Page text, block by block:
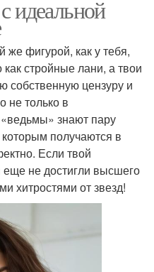
идеальной
же фигурой, как у тебя,
стройные лани, а твои
собственную цензуру и
не только в
знают пару
получаются в
Если твой
еще не достигли высшего
хитростями от звезд!